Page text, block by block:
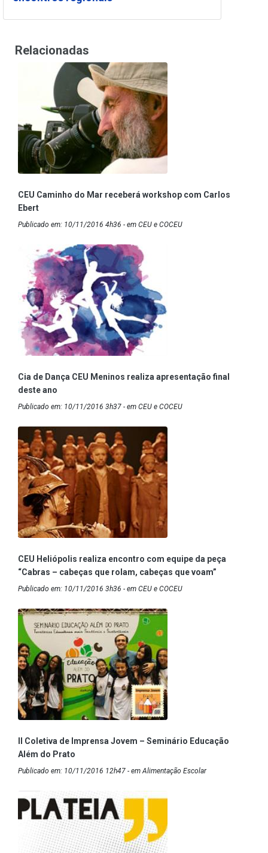
Relacionadas
CEU Caminho do Mar receberá workshop com Carlos
Ebert
Publicado em: 10/11/2016 4h36 - em CEU e COCEU
Cia de Dança CEU Meninos realiza apresentação final
deste ano
Publicado em: 10/11/2016 3h37 - em CEU e COCEU
CEU Heliópolis realiza encontro com equipe da peça
“Cabras – cabeças que rolam, cabeças que voam”
Publicado em: 10/11/2016 3h36 - em CEU e COCEU
II Coletiva de Imprensa Jovem – Seminário Educação
Além do Prato
Publicado em: 10/11/2016 12h47 - em Alimentação Escolar